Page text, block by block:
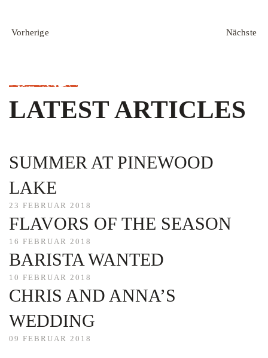
Vorherige Nächste
LATEST ARTICLES
SUMMER AT PINEWOOD
LAKE
23 FEBRUAR 2018
FLAVORS OF THE SEASON
16 FEBRUAR 2018
BARISTA WANTED
10 FEBRUAR 2018
CHRIS AND ANNA’S
WEDDING
09 FEBRUAR 2018